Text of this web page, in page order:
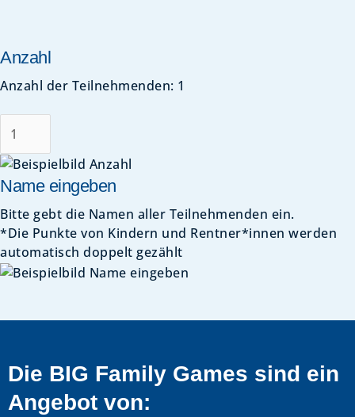
Anzahl
Anzahl der Teilnehmenden: 1
Name eingeben
Bitte gebt die Namen aller Teilnehmenden ein.
*Die Punkte von Kindern und Rentner*innen werden
automatisch doppelt gezählt
Die BIG Family Games sind ein
Angebot von: